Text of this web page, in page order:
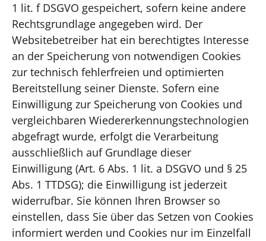
1 lit. f DSGVO gespeichert, sofern keine andere
Rechtsgrundlage angegeben wird. Der
Websitebetreiber hat ein berechtigtes Interesse
an der Speicherung von notwendigen Cookies
zur technisch fehlerfreien und optimierten
Bereitstellung seiner Dienste. Sofern eine
Einwilligung zur Speicherung von Cookies und
vergleichbaren Wiedererkennungstechnologien
abgefragt wurde, erfolgt die Verarbeitung
ausschließlich auf Grundlage dieser
Einwilligung (Art. 6 Abs. 1 lit. a DSGVO und § 25
Abs. 1 TTDSG); die Einwilligung ist jederzeit
widerrufbar. Sie können Ihren Browser so
einstellen, dass Sie über das Setzen von Cookies
informiert werden und Cookies nur im Einzelfall